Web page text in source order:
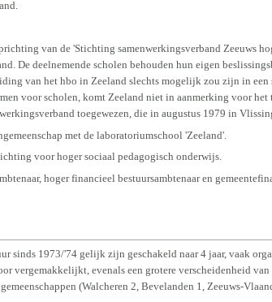
van de 'Stichting samenwerkingsverband Zeeuws
De deelnemende scholen behouden hun eigen
van het hbo in Zeeland slechts mogelijk zou zijn in een
voor scholen, komt Zeeland niet in aanmerking voor
toegewezen, die in augustus 1979 in
met de laboratoriumschool 'Zeeland'.
voor hoger sociaal pedagogisch onderwijs.
hoger financieel bestuursambtenaar en
1973/'74 gelijk zijn geschakeld naar 4 jaar, vaak
vergemakkelijkt, evenals een grotere verscheidenheid
(Walcheren 2, Bevelanden 1, Zeeuws-